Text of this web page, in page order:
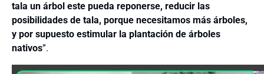
tala un árbol este pueda reponerse, reducir las
posibilidades de tala, porque necesitamos más árboles,
y por supuesto estimular la plantación de árboles
nativos”.